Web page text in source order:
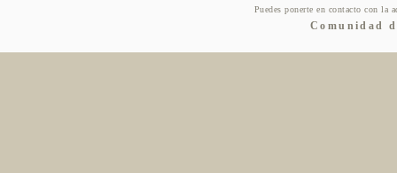
Puedes ponerte en contacto con
Comunidad